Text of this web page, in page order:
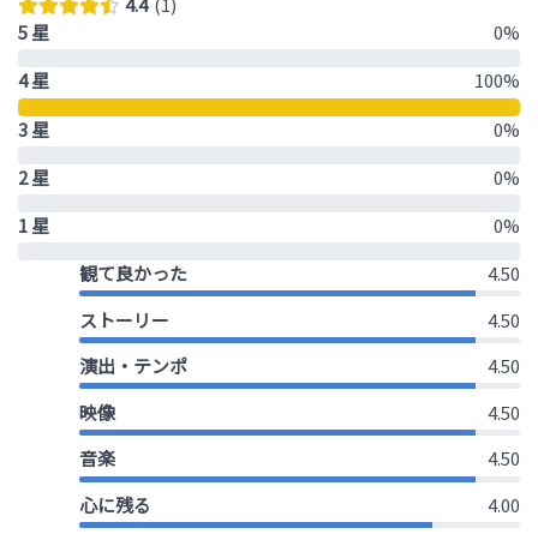
5 星
0%
4 星
100%
3 星
0%
2 星
0%
1 星
0%
観て良かった
4.50
ストーリー
4.50
演出・テンポ
4.50
映像
4.50
音楽
4.50
心に残る
4.00